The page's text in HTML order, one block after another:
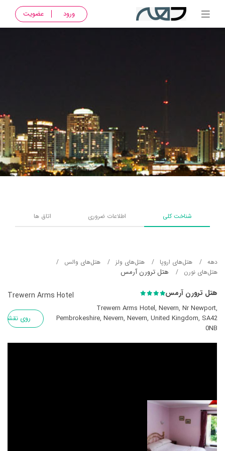
ورود عضویت
شناخت کلی اطلاعات ضروری اتاق ها
دهه هتل‌های اروپا هتل‌های ولز
هتل‌های والس
هتل‌های نورن
هتل ترورن آرمس
هتل ترورن آرمس Trewern Arms Hotel
Trewern Arms Hotel, Nevern, Nr Newport,
Pembrokeshire, Nevern, Nevern, United Kingdom, SA42
0NB
روی نقشه